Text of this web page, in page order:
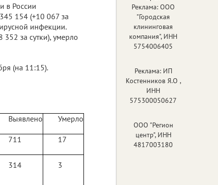
в России
154 (+10 067 за
инфекции.
за сутки), умерло
(на 11:15).
Выявлено Умерло
711 17
314 3
Реклама: ООО
"Городская
клининговая
компания", ИНН
5754006405
Реклама: ИП
Костенников Я.О ,
ИНН
575300050627
ООО "Регион
центр", ИНН
4817003180